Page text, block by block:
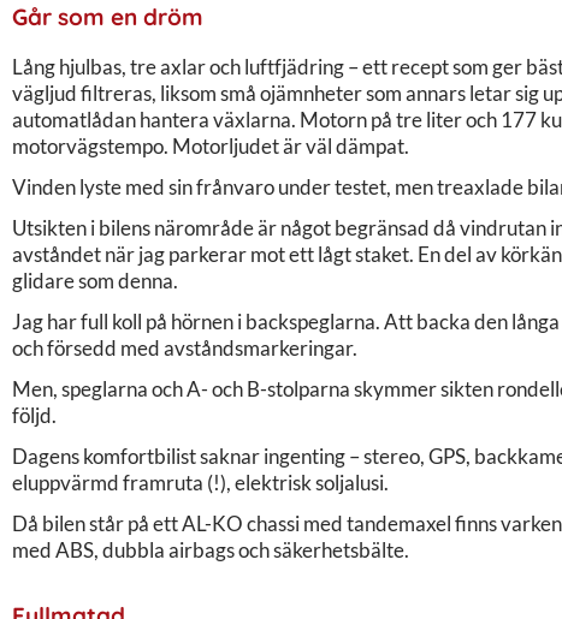
Går som en dröm
Lång hjulbas, tre axlar och luftfjädring – ett recept som ger
vägljud filtreras, liksom små ojämnheter som annars letar sig
automatlådan hantera växlarna. Motorn på tre liter och 177
motorvägstempo. Motorljudet är väl dämpat.
Vinden lyste med sin frånvaro under testet, men treaxlade
Utsikten i bilens närområde är något begränsad då vindrutan
avståndet när jag parkerar mot ett lågt staket. En del av
glidare som denna.
Jag har full koll på hörnen i backspeglarna. Att backa den
och försedd med avståndsmarkeringar.
Men, speglarna och A- och B-stolparna skymmer sikten
följd.
Dagens komfortbilist saknar ingenting – stereo, GPS,
eluppvärmd framruta (!), elektrisk soljalusi.
Då bilen står på ett AL-KO chassi med tandemaxel finns
med ABS, dubbla airbags och säkerhetsbälte.